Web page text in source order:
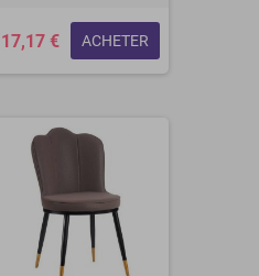
17,17 € ACHETER